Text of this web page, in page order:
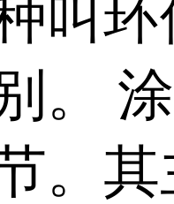
叫
。
。